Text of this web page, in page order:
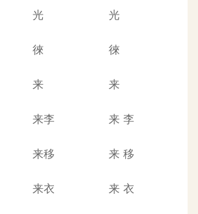
光 光
徠 徠
来 来
来李 来 李
来移 来 移
来衣 来 衣